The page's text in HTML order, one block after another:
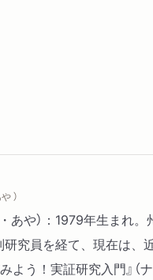
）
や）：1979年生まれ。
研究員を経て、現在は
よう！実証研究入門』（